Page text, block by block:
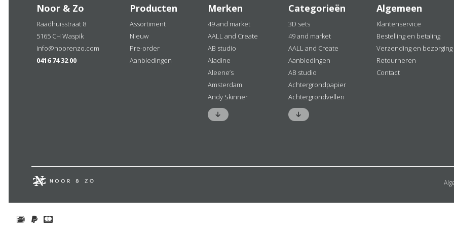
Noor & Zo
Raadhuisstraat 8
5165 CH Waspik
info@noorenzo.com
0416 74 32 00
Producten
Assortiment
Nieuw
Pre-order
Aanbiedingen
Merken
49 and market
AALL and Create
AB studio
Aladine
Aleene’s
Amsterdam
Andy Skinner
Categorieën
3D sets
49 and market
AALL and Create
Aanbiedingen
AB studio
Achtergrondpapier
Achtergrondvellen
Algemeen
Klantenservice
Bestelling en betaling
Verzending en bezorging
Retourneren
Contact